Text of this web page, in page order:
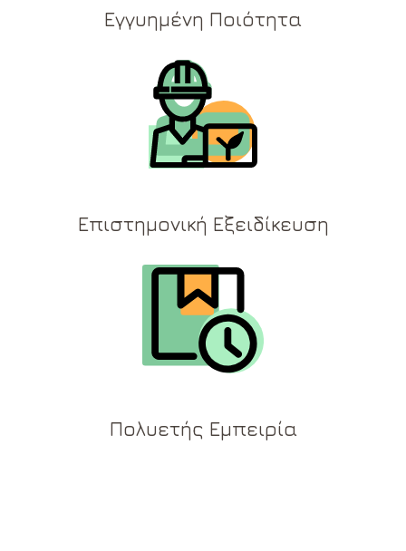
Εγγυημένη Ποιότητα
Επιστημονική Εξειδίκευση
Πολυετής Εμπειρία